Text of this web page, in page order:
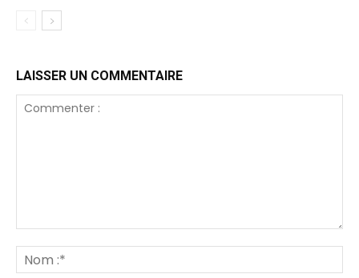
LAISSER UN COMMENTAIRE